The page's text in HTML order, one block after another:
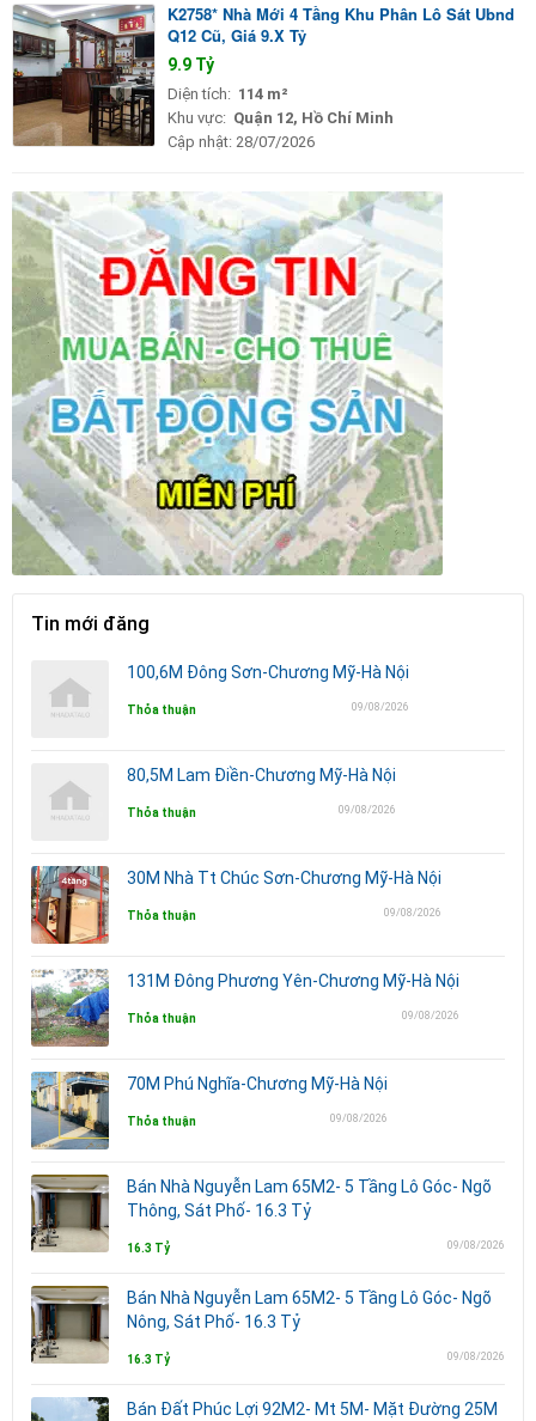
K2758* Nhà Mới 4 Tầng Khu Phân Lô Sát Ubnd
Q12 Cũ, Giá 9.X Tỷ
9.9 Tỷ
Diện tích: 114 m²
Khu vực: Quận 12, Hồ Chí Minh
Cập nhật: 28/07/2026
Tin mới đăng
100,6M Đông Sơn-Chương Mỹ-Hà Nội
Thỏa thuận 09/08/2026
80,5M Lam Điền-Chương Mỹ-Hà Nội
Thỏa thuận 09/08/2026
30M Nhà Tt Chúc Sơn-Chương Mỹ-Hà Nội
Thỏa thuận 09/08/2026
131M Đông Phương Yên-Chương Mỹ-Hà Nội
Thỏa thuận 09/08/2026
70M Phú Nghĩa-Chương Mỹ-Hà Nội
Thỏa thuận 09/08/2026
Bán Nhà Nguyễn Lam 65M2- 5 Tầng Lô Góc- Ngõ
Thông, Sát Phố- 16.3 Tỷ
16.3 Tỷ 09/08/2026
Bán Nhà Nguyễn Lam 65M2- 5 Tầng Lô Góc- Ngõ
Nông, Sát Phố- 16.3 Tỷ
16.3 Tỷ 09/08/2026
Bán Đất Phúc Lợi 92M2- Mt 5M- Mặt Đường 25M